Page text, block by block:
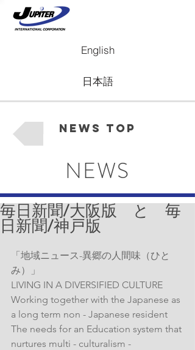
English
日本語
News Top
NEWS
毎日新聞/大阪版 と 毎
日新聞/神戸版
「地域ニュース-異郷の人間味（ひと
み）」
LIVING IN A DIVERSIFIED CULTURE
Working together with the Japanese as
a long term non - Japanese resident
The needs for an Education system that
nurtures multi - culturalism -